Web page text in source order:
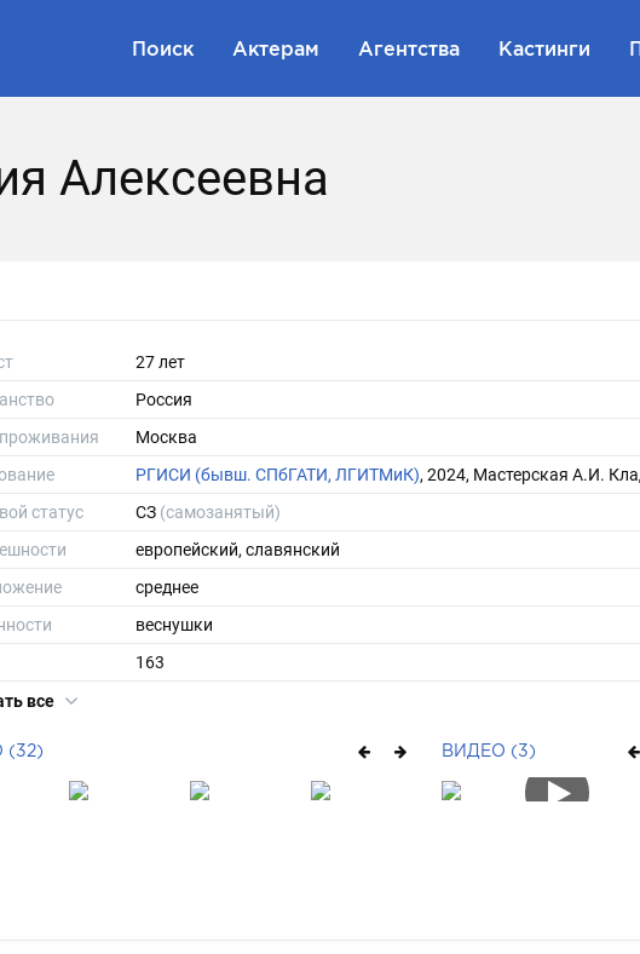
Поиск Актерам Агентства Кастинги
Алексеевна
27 лет
Россия
Москва
РГИСИ (бывш. СПбГАТИ, ЛГИТМиК), 2024, Мастерская А.И.
статус
СЗ (самозанятый)
европейский, славянский
среднее
веснушки
163
все
ВИДЕО (3)